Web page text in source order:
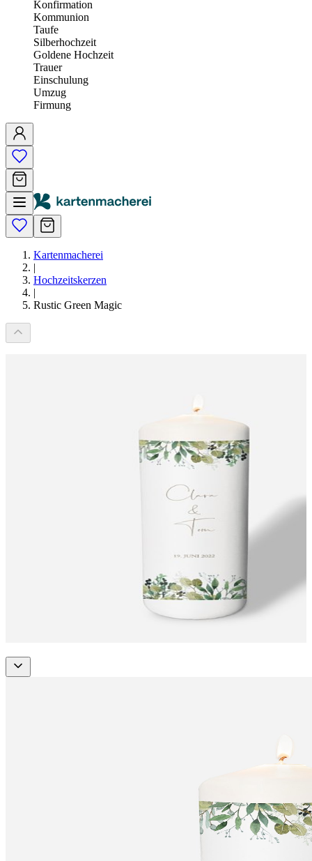
Konfirmation
Kommunion
Taufe
Silberhochzeit
Goldene Hochzeit
Trauer
Einschulung
Umzug
Firmung
Kartenmacherei
|
Hochzeitskerzen
|
Rustic Green Magic